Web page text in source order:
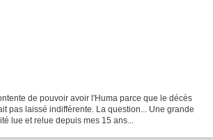
de pouvoir avoir l'Huma parce que le décès
pas laissé indifférente. La question... Une grande
lue et relue depuis mes 15 ans...